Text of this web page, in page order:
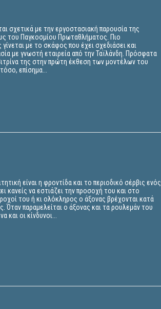
σχετικά με την εργοστασιακή παρουσία της
του Παγκοσμίου Πρωταθλήματος. Πιο
με το σκάφος που έχει σχεδιάσει και
με γνωστή εταιρεία από την Ταϊλάνδη. Πρόσφατα
της στην πρώτη έκθεση των μοντέλων του
επίσημα...
είναι η φροντίδα και το περιοδικό σέρβις ενός
κανείς να εστιάζει την προσοχή του και στο
του ή κι ολόκληρος ο άξονας βρέχονται κατά
Όταν παραμελείται ο άξονας και τα ρουλεμάν του
και οι κίνδυνοι...